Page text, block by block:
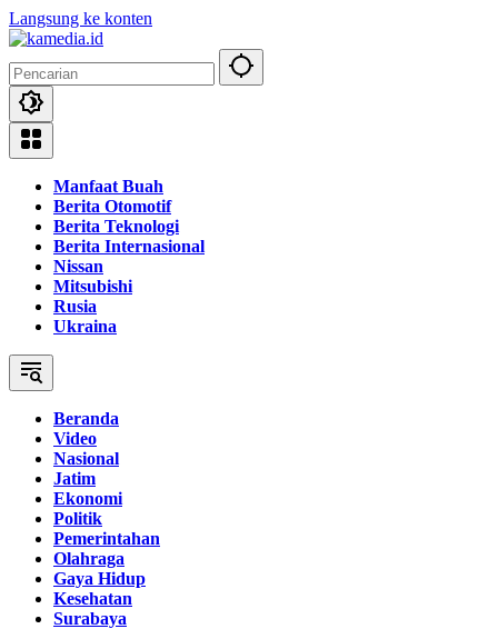
Langsung ke konten
Manfaat Buah
Berita Otomotif
Berita Teknologi
Berita Internasional
Nissan
Mitsubishi
Rusia
Ukraina
Beranda
Video
Nasional
Jatim
Ekonomi
Politik
Pemerintahan
Olahraga
Gaya Hidup
Kesehatan
Surabaya